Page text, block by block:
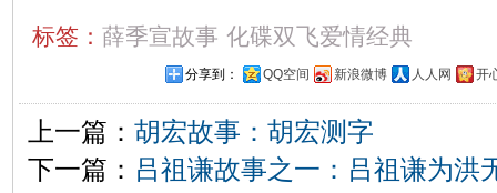
标签： 薛季宣故事 化碟双飞爱情经典
分享到： QQ空间 新浪微博 人人网 开
上一篇： 胡宏故事：胡宏测字
下一篇： 吕祖谦故事之一：吕祖谦为洪